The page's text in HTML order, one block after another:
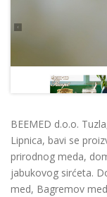
BEEMED d.o.o.
Lipnica, bavi se
prirodnog meda,
jabukovog sirćeta.
med, Bagremov